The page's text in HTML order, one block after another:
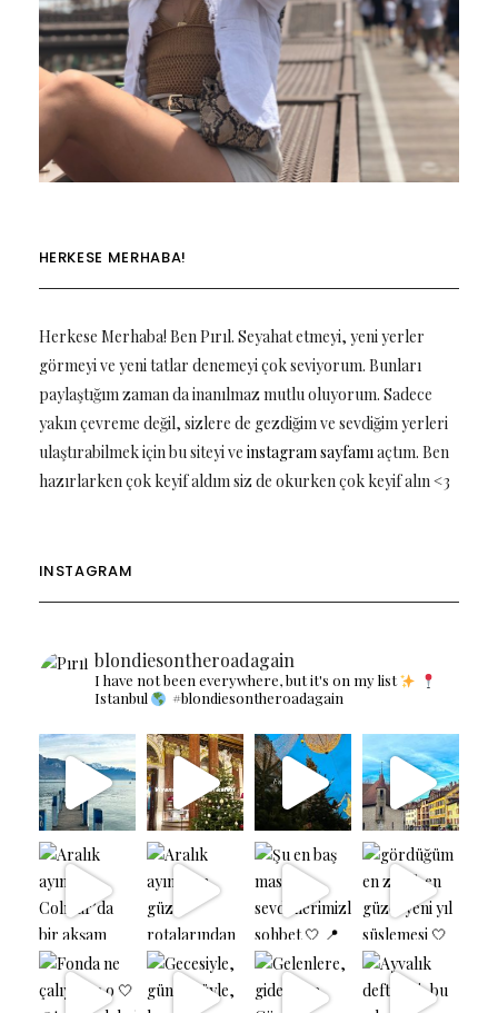
HERKESE MERHABA!
Herkese Merhaba! Ben Pırıl. Seyahat etmeyi, yeni yerler
görmeyi ve yeni tatlar denemeyi çok seviyorum. Bunları
paylaştığım zaman da inanılmaz mutlu oluyorum. Sadece
yakın çevreme değil, sizlere de gezdiğim ve sevdiğim yerleri
ulaştırabilmek için bu siteyi ve instagram sayfamıaçtım. Ben
hazırlarken çok keyif aldım siz de okurken çok keyif alın <3
INSTAGRAM
blondiesontheroadagain
I have not been everywhere, but it's on my list
Istanbul
#blondiesontheroadagain